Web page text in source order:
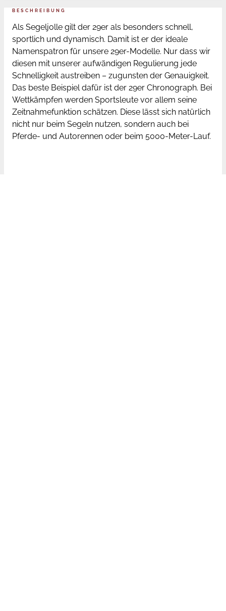
BESCHREIBUNG
Als Segeljolle gilt der 29er als besonders schnell,
sportlich und dynamisch. Damit ist er der ideale
Namenspatron für unsere 29er-Modelle. Nur dass wir
diesen mit unserer aufwändigen Regulierung jede
Schnelligkeit austreiben – zugunsten der Genauigkeit.
Das beste Beispiel dafür ist der 29er Chronograph. Bei
Wettkämpfen werden Sportsleute vor allem seine
Zeitnahmefunktion schätzen. Diese lässt sich natürlich
nicht nur beim Segeln nutzen, sondern auch bei
Pferde- und Autorennen oder beim 5000-Meter-Lauf.